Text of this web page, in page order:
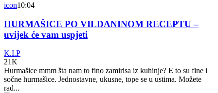
icon10:04
HURMAŠICE PO VILDANINOM RECEPTU –
uvijek će vam uspjeti
K.I.P
21K
Hurmašice mmm šta nam to fino zamirisa iz kuhinje? E to su fine i
sočne hurmašice. Jednostavne, ukusne, tope se u ustima. Možete
rad...